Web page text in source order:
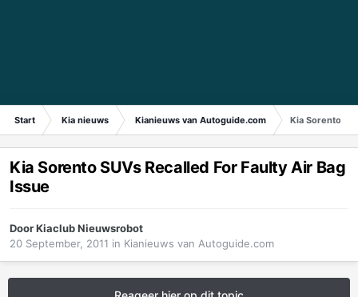
Start Kia nieuws Kianieuws van Autoguide.com Kia Sorento
Kia Sorento SUVs Recalled For Faulty Air Bag
Issue
DoorKiaclub Nieuwsrobot
20 September, 2011 in Kianieuws van Autoguide.com